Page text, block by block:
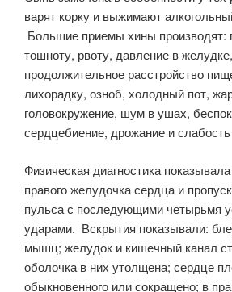
варят корку и выжимают
Большие приемы хины производят:
тошноту, рвоту, давление в
продолжительное расстройство
лихорадку, озноб, холодный пот,
головокружение, шум в ушах,
сердцебиение, дрожание и слабость
Физическая диагностика
правого желудочка сердца и
пульса с последующими четырьмя
ударами. Вскрытия показывали:
мышц; желудок и кишечный канал
оболочка в них утолщена; сердце
обыкновенного или сокращено; в